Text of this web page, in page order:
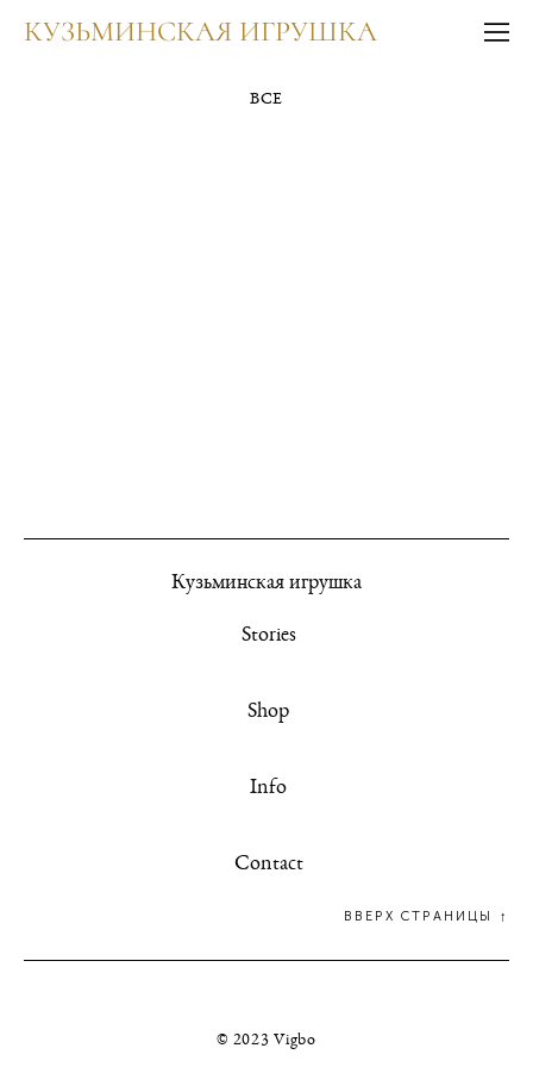
КУЗЬМИНСКАЯ ИГРУШКА
ВСЕ
Кузьминская игрушка
Stories
Shop
Info
Contact
ВВЕРХ СТРАНИЦЫ ↑
© 2023 Vigbo